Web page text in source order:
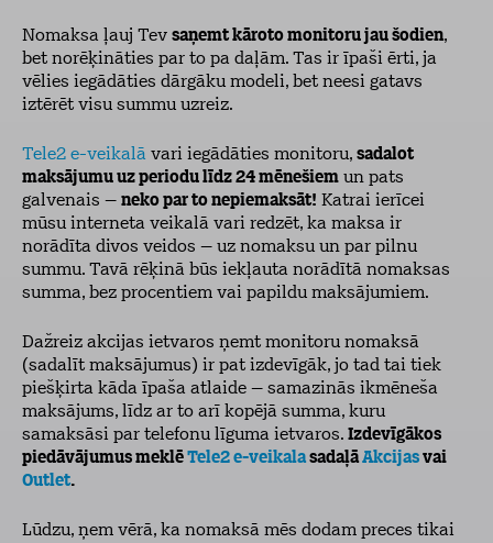
Nomaksa ļauj Tev saņemt kāroto monitoru jau šodien,
bet norēķināties par to pa daļām. Tas ir īpaši ērti, ja
vēlies iegādāties dārgāku modeli, bet neesi gatavs
iztērēt visu summu uzreiz.
Tele2 e-veikalā vari iegādāties monitoru, sadalot
maksājumu uz periodu līdz 24 mēnešiem un pats
galvenais – neko par to nepiemaksāt! Katrai ierīcei
mūsu interneta veikalā vari redzēt, ka maksa ir
norādīta divos veidos – uz nomaksu un par pilnu
summu. Tavā rēķinā būs iekļauta norādītā nomaksas
summa, bez procentiem vai papildu maksājumiem.
Dažreiz akcijas ietvaros ņemt monitoru nomaksā
(sadalīt maksājumus) ir pat izdevīgāk, jo tad tai tiek
piešķirta kāda īpaša atlaide – samazinās ikmēneša
maksājums, līdz ar to arī kopējā summa, kuru
samaksāsi par telefonu līguma ietvaros. Izdevīgākos
piedāvājumus meklēTele2 e-veikalasadaļāAkcijasvai
Outlet.
Lūdzu, ņem vērā, ka nomaksā mēs dodam preces tikai